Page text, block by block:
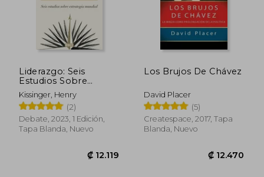
Liderazgo: Seis
Estudios Sobre
Estrategia Mundial
Kissinger, Henry
(2)
Debate, 2023, 1 Edición,
Tapa Blanda, Nuevo
Los Brujos De Chávez
David Placer
(5)
Createspace, 2017, Tapa
Blanda, Nuevo